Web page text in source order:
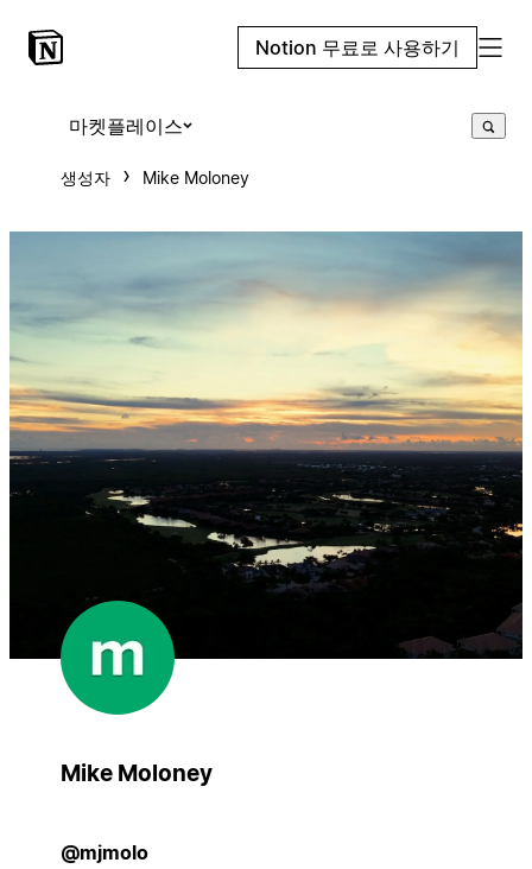
Notion 무료로 사용하기
마켓플레이스
생성자 Mike Moloney
Mike Moloney
@mjmolo